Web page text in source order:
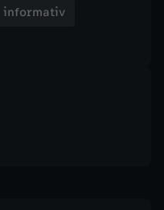
informativ